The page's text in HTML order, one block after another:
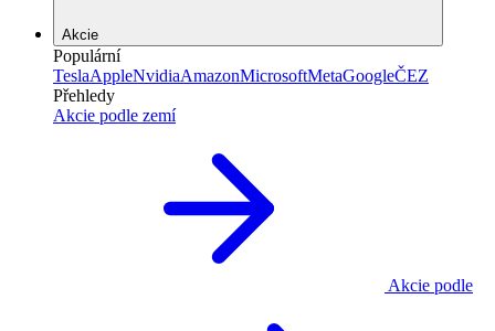
Akcie
Populární
TeslaAppleNvidiaAmazonMicrosoftMetaGoogleČEZ
Přehledy
Akcie podle zemí
Akcie podle